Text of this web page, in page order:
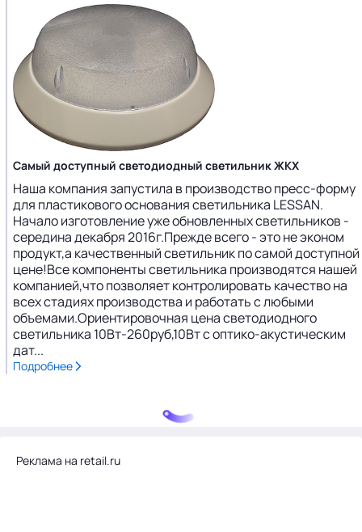
Самый доступный светодиодный светильник ЖКХ
Наша компания запустила в производство пресс-форму
для пластикового основания светильника LESSAN.
Начало изготовление уже обновленных светильников -
середина декабря 2016г.Прежде всего - это не эконом
продукт,а качественный светильник по самой доступной
цене!Все компоненты светильника производятся нашей
компанией,что позволяет контролировать качество на
всех стадиях производства и работать с любыми
объемами.Ориентировочная цена светодиодного
светильника 10Вт-260руб,10Вт с оптико-акустическим
дат...
Подробнее
Реклама на retail.ru